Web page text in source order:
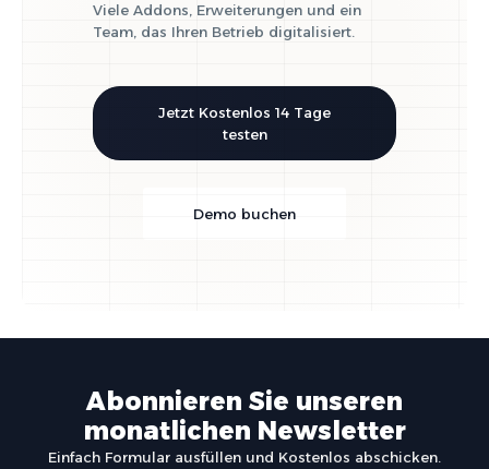
Viele Addons, Erweiterungen und ein
Team, das Ihren Betrieb digitalisiert.
Jetzt Kostenlos 14 Tage
testen
Demo buchen
Abonnieren Sie unseren
monatlichen Newsletter
Einfach Formular ausfüllen und Kostenlos abschicken.